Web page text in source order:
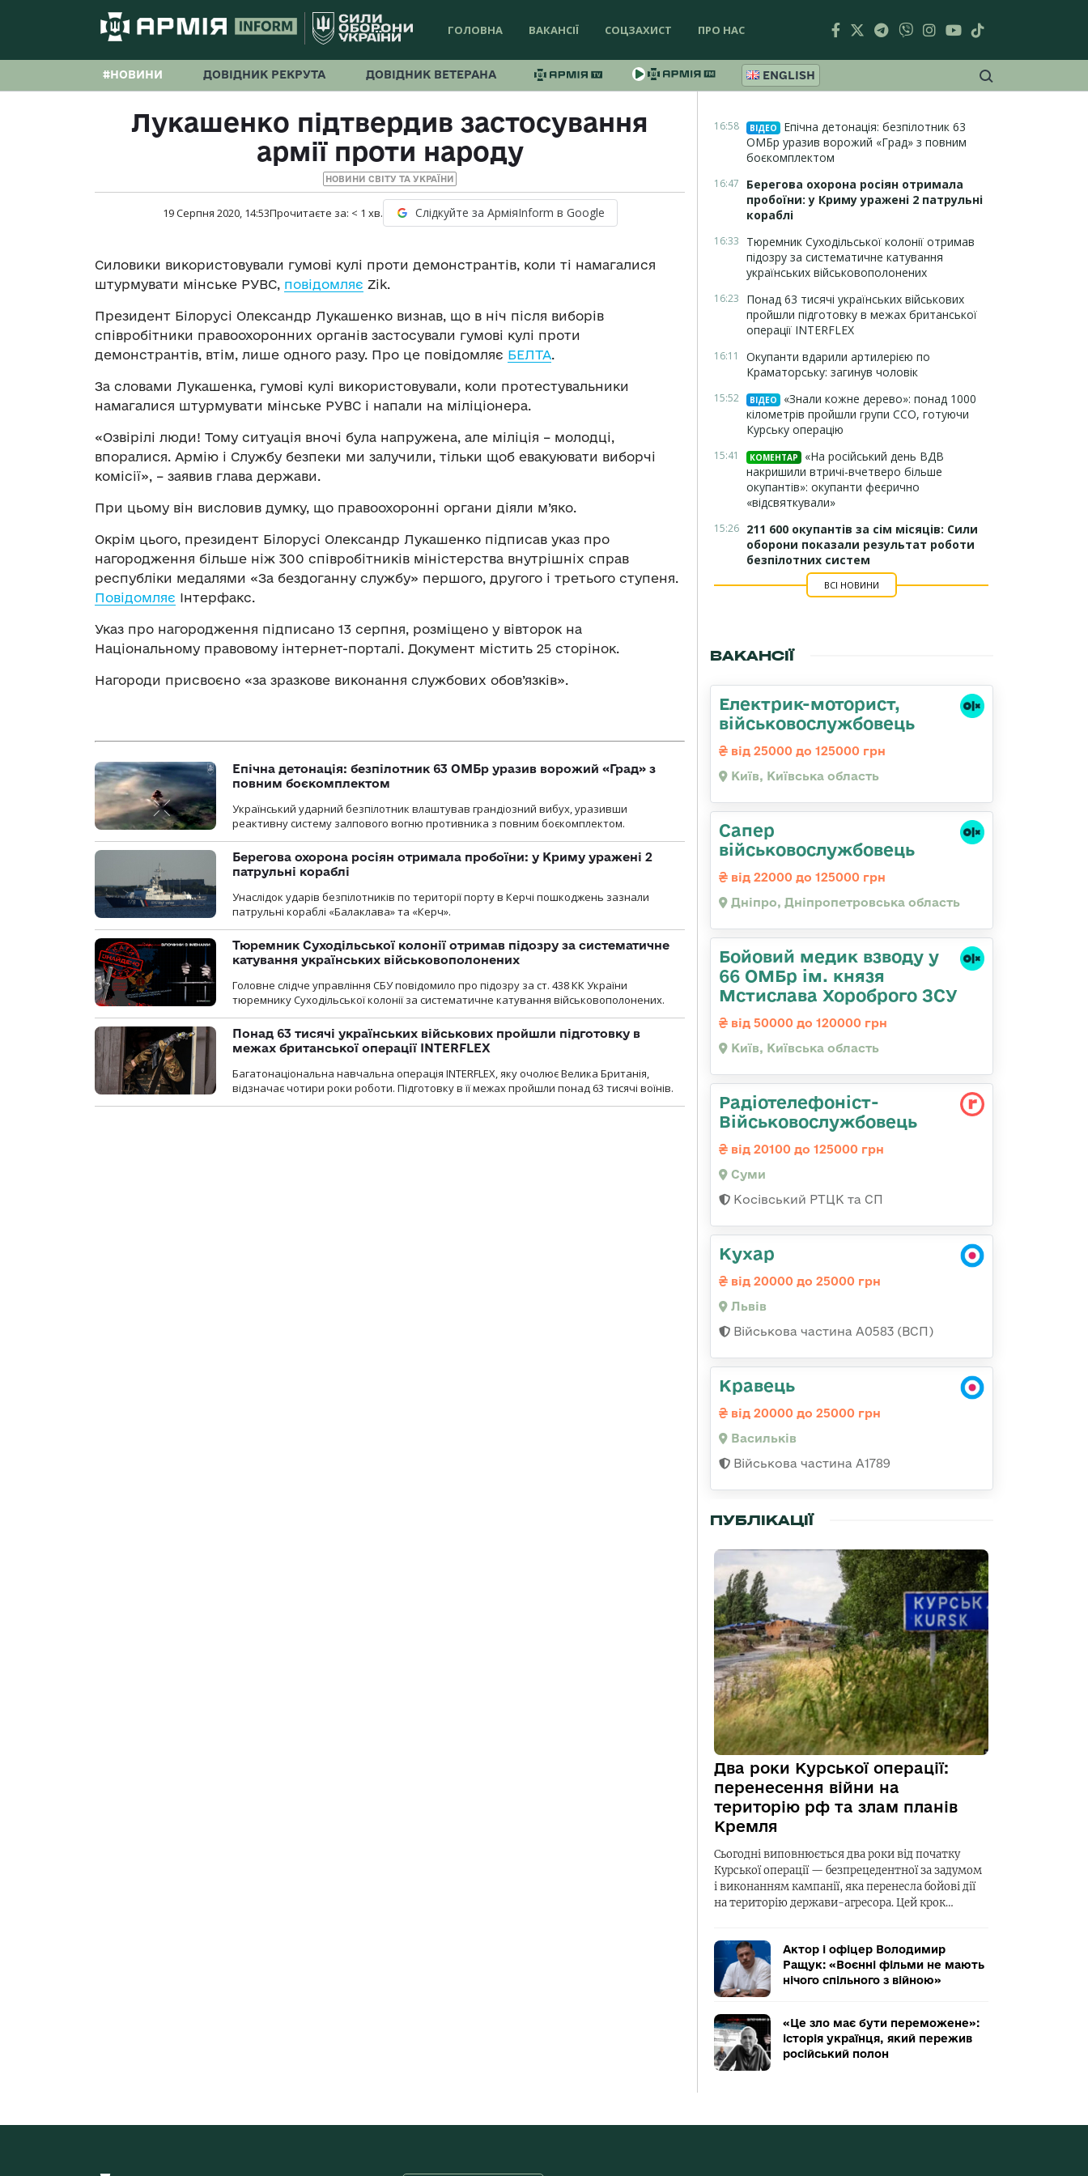
ГОЛОВНА ВАКАНСІЇ СОЦЗАХИСТ ПРО НАС
#НОВИНИ ДОВІДНИК РЕКРУТА ДОВІДНИК ВЕТЕРАНА ENGLISH
Лукашенко підтвердив застосування
армії проти народу
НОВИНИ СВІТУ ТА УКРАЇНИ
19 Серпня 2020, 14:53Прочитаєте за: < 1 хв. Слідкуйте за АрміяInform в Google
Силовики використовували гумові кулі проти демонстрантів, коли ті намагалися
штурмувати мінське РУВС, повідомляє Zik.
Президент Білорусі Олександр Лукашенко визнав, що в ніч після виборів
співробітники правоохоронних органів застосували гумові кулі проти
демонстрантів, втім, лише одного разу. Про це повідомляє БЕЛТА.
За словами Лукашенка, гумові кулі використовували, коли протестувальники
намагалися штурмувати мінське РУВС і напали на міліціонера.
«Озвірілі люди! Тому ситуація вночі була напружена, але міліція – молодці,
впоралися. Армію і Службу безпеки ми залучили, тільки щоб евакуювати виборчі
комісії», – заявив глава держави.
При цьому він висловив думку, що правоохоронні органи діяли м’яко.
Окрім цього, президент Білорусі Олександр Лукашенко підписав указ про
нагородження більше ніж 300 співробітників міністерства внутрішніх справ
республіки медалями «За бездоганну службу» першого, другого і третього ступеня.
Повідомляє Інтерфакс.
Указ про нагородження підписано 13 серпня, розміщено у вівторок на
Національному правовому інтернет-порталі. Документ містить 25 сторінок.
Нагороди присвоєно «за зразкове виконання службових обов’язків».
Епічна детонація: безпілотник 63 ОМБр уразив ворожий «Град» з
повним боєкомплектом
Український ударний безпілотник влаштував грандіозний вибух, уразивши
реактивну систему залпового вогню противника з повним боєкомплектом.
Берегова охорона росіян отримала пробоїни: у Криму уражені 2
патрульні кораблі
Унаслідок ударів безпілотників по території порту в Керчі пошкоджень зазнали
патрульні кораблі «Балаклава» та «Керч».
Тюремник Суходільської колонії отримав підозру за систематичне
катування українських військовополонених
Головне слідче управління СБУ повідомило про підозру за ст. 438 КК України
тюремнику Суходільської колонії за систематичне катування військовополонених.
Понад 63 тисячі українських військових пройшли підготовку в
межах британської операції INTERFLEX
Багатонаціональна навчальна операція INTERFLEX, яку очолює Велика Британія,
відзначає чотири роки роботи. Підготовку в її межах пройшли понад 63 тисячі воїнів.
16:58 ВІДЕО
Епічна детонація: безпілотник 63
ОМБр уразив ворожий «Град» з повним
боєкомплектом
16:47
Берегова охорона росіян отримала
пробоїни: у Криму уражені 2 патрульні
кораблі
16:33
Тюремник Суходільської колонії отримав
підозру за систематичне катування
українських військовополонених
16:23
Понад 63 тисячі українських військових
пройшли підготовку в межах британської
операції INTERFLEX
16:11
Окупанти вдарили артилерією по
Краматорську: загинув чоловік
15:52 ВІДЕО
«Знали кожне дерево»: понад 1000
кілометрів пройшли групи ССО, готуючи
Курську операцію
15:41 КОМЕНТАР
«На російський день ВДВ
накришили втричі-вчетверо більше
окупантів»: окупанти феєрично
«відсвяткували»
15:26 211 600 окупантів за сім місяців: Сили
оборони показали результат роботи
безпілотних систем
ВСІ НОВИНИ
ВАКАНСІЇ
Електрик-моторист,
військовослужбовець
від 25000 до 125000 грн
Київ, Київська область
Сапер
військовослужбовець
від 22000 до 125000 грн
Дніпро, Дніпропетровська область
Бойовий медик взводу у
66 ОМБр ім. князя
Мстислава Хороброго ЗСУ
від 50000 до 120000 грн
Київ, Київська область
Радіотелефоніст-
Військовослужбовець
від 20100 до 125000 грн
Суми
Косівський РТЦК та СП
Кухар
від 20000 до 25000 грн
Львів
Військова частина А0583 (ВСП)
Кравець
від 20000 до 25000 грн
Васильків
Військова частина А1789
ПУБЛІКАЦІЇ
Два роки Курської операції:
перенесення війни на
територію рф та злам планів
Кремля
Сьогодні виповнюється два роки від початку
Курської операції — безпрецедентної за задумом
і виконанням кампанії, яка перенесла бойові дії
на територію держави-агресора. Цей крок…
Актор і офіцер Володимир
Ращук: «Воєнні фільми не мають
нічого спільного з війною»
«Це зло має бути переможене»:
історія українця, який пережив
російський полон